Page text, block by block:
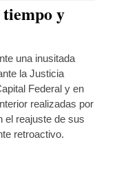
y
una inusitada
la Justicia
Federal y en
realizadas por
el reajuste de sus
retroactivo.